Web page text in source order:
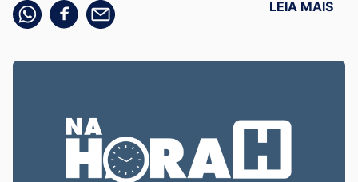
Compartilhe pelo whatsapp
Compartilhar no facebook
Compartilhe pelo email LEIA MAIS